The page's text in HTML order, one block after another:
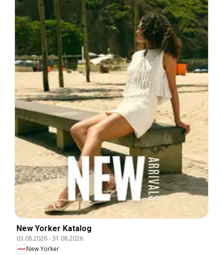
New Yorker Katalog
03.08.2026-31.08.2026
New Yorker